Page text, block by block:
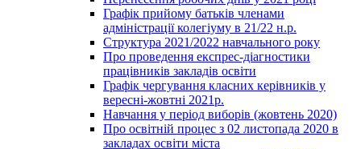
Графік прийому батьків членами
адміністрації колегіуму в 21/22 н.р.
Структура 2021/2022 навчального року
Про проведення експрес-діагностики
працівників закладів освіти
Графік чергування класних керівників у
вересні-жовтні 2021р.
Навчання у період виборів (жовтень 2020)
Про освітній процес з 02 листопада 2020 в
закладах освіти міста